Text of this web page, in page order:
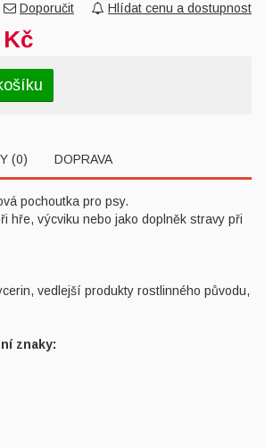
Doporučit Hlídat cenu a dostupnost
Kč
(0) DOPRAVA
pochoutka pro psy.
hře, výcviku nebo jako doplněk stravy při
vedlejší produkty rostlinného původu,
znaky: